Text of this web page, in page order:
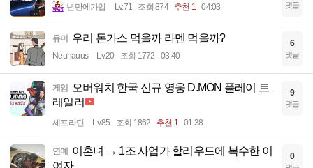
년만에가입 Lv.71 조회 874 추천 1 04:03 댓글
유머 우리 돈가스 먹을까 라멘 먹을까?
Neuhauus Lv.20 조회 1772 03:40
6
댓글
게임
오버워치 한국 신규 영웅 D.MON 플레이 트
레일러
세프라딘 Lv.85 조회 1862 추천 1 01:38
9
댓글
연예
이혼녀 → 1조 사업가 할리우드에 복수한 이
0